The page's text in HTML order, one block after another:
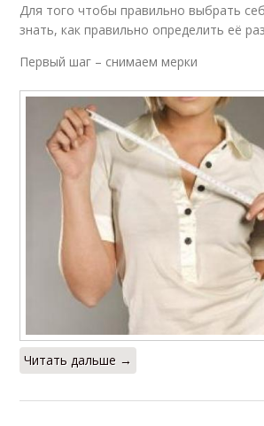
Для того чтобы правильно выбрать
знать, как правильно определить её
Первый шаг – снимаем мерки
Читать дальше →